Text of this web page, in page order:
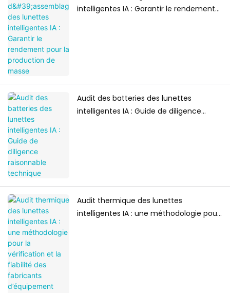
intelligentes IA : Garantir le rendement
Audit des batteries des lunettes
intelligentes IA : Guide de diligence
Audit thermique des lunettes
intelligentes IA : une méthodologie pour